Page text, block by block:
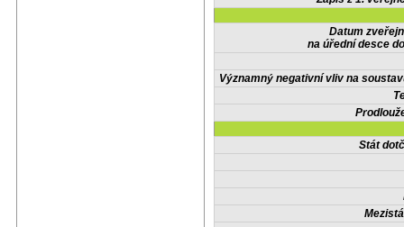
Datum
na úřední desce
Významný negativní vliv na
Stát